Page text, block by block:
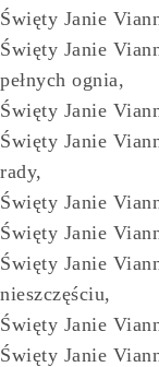
Święty Janie
Święty Janie
pełnych ognia,
Święty Janie
Święty Janie
rady,
Święty Janie
Święty Janie
Święty Janie
nieszczęściu,
Święty Janie
Święty Janie